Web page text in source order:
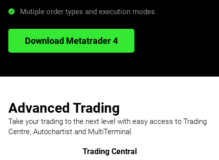
Mutiple order types and execution modes
Download Metatrader 4
Advanced Trading
Take your trading to the next level with easy access to Trading
Centre, Autochartist and MultiTerminal.
Trading Central